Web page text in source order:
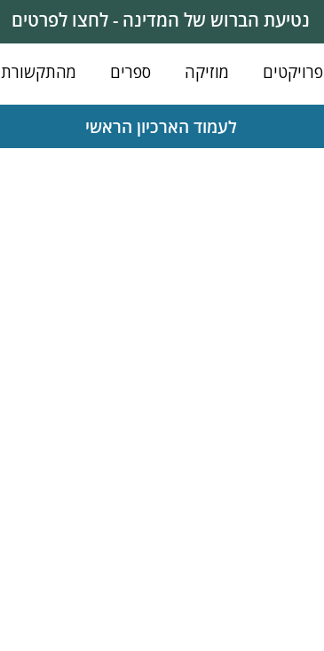
נטיעת הברוש של המדינה - לחצו לפרטים
פרויקטים מוזיקה ספרים מהתקשורת
לעמוד הארכיון הראשי